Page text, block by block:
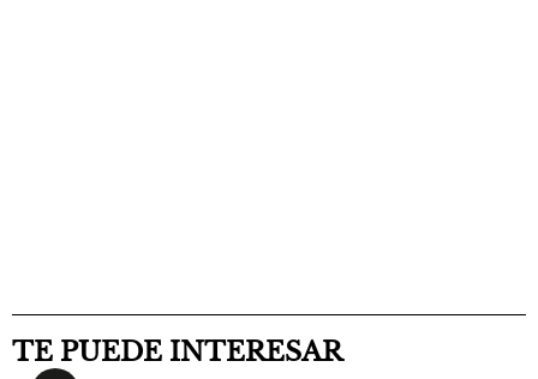
TE PUEDE INTERESAR